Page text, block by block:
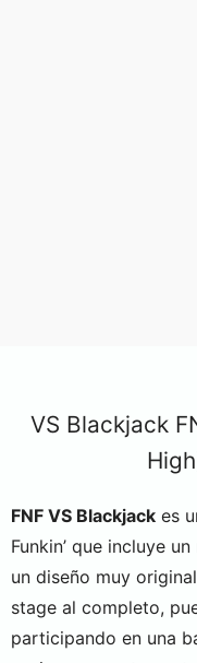
VS Blackjack
FNF VS Blackjack es
Funkin’ que incluye
un diseño muy
stage al completo,
participando en una